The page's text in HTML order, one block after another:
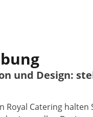
und Design:
Catering